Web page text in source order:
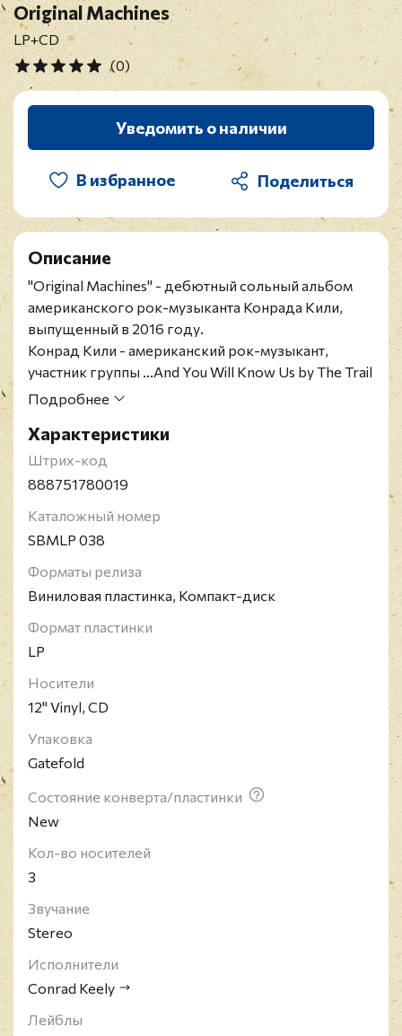
Original Machines
LP+CD
(0)
Уведомить о наличии
В избранное
Описание
"Original Machines" - дебютный сольный альбом
американского рок-музыканта Конрада Кили,
выпущенный в 2016 году.
Конрад Кили - американский рок-музыкант,
участник группы ...And You Will Know Us by The Trail
Of Dead.
Подробнее
Характеристики
Штрих-код
888751780019
Каталожный номер
SBMLP 038
Форматы релиза
Виниловая пластинка, Компакт-диск
Формат пластинки
LP
Носители
12" Vinyl, CD
Упаковка
Gatefold
Состояние конверта/пластинки
New
Кол-во носителей
3
Звучание
Stereo
Исполнители
Conrad Keely
Лейблы